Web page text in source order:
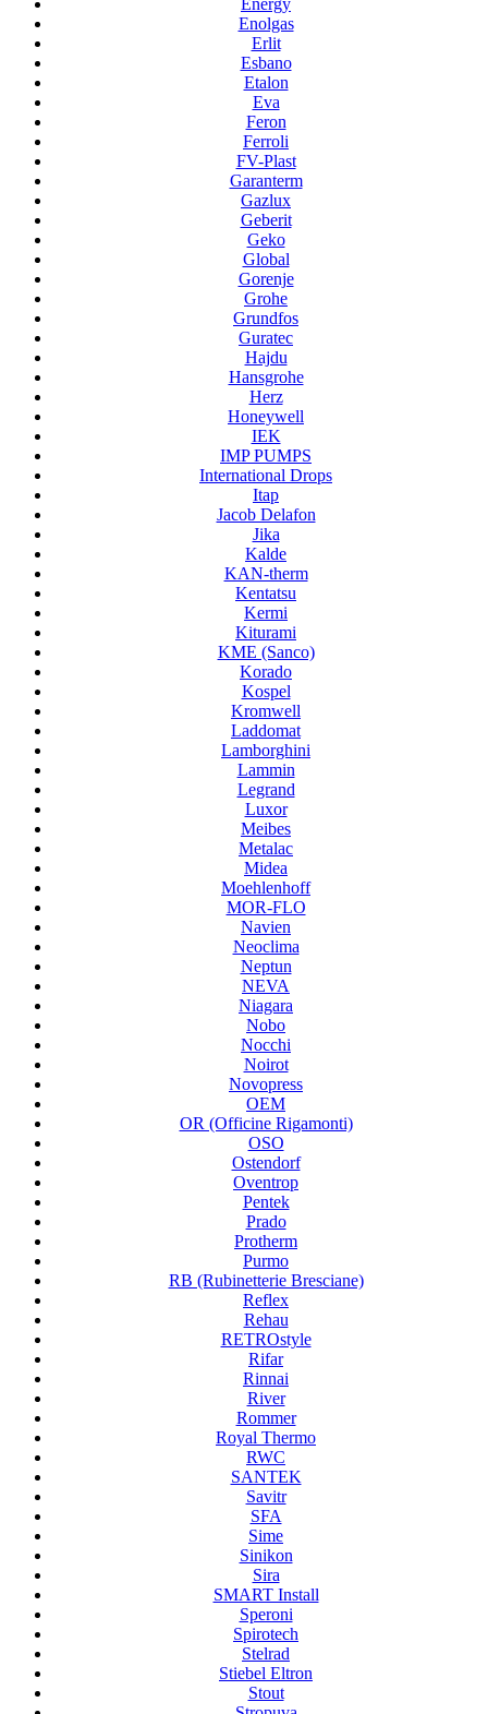
Energy
Enolgas
Erlit
Esbano
Etalon
Eva
Feron
Ferroli
FV-Plast
Garanterm
Gazlux
Geberit
Geko
Global
Gorenje
Grohe
Grundfos
Guratec
Hajdu
Hansgrohe
Herz
Honeywell
IEK
IMP PUMPS
International Drops
Itap
Jacob Delafon
Jika
Kalde
KAN-therm
Kentatsu
Kermi
Kiturami
KME (Sanco)
Korado
Kospel
Kromwell
Laddomat
Lamborghini
Lammin
Legrand
Luxor
Meibes
Metalac
Midea
Moehlenhoff
MOR-FLO
Navien
Neoclima
Neptun
NEVA
Niagara
Nobo
Nocchi
Noirot
Novopress
OEM
OR (Officine Rigamonti)
OSO
Ostendorf
Oventrop
Pentek
Prado
Protherm
Purmo
RB (Rubinetterie Bresciane)
Reflex
Rehau
RETROstyle
Rifar
Rinnai
River
Rommer
Royal Thermo
RWC
SANTEK
Savitr
SFA
Sime
Sinikon
Sira
SMART Install
Speroni
Spirotech
Stelrad
Stiebel Eltron
Stout